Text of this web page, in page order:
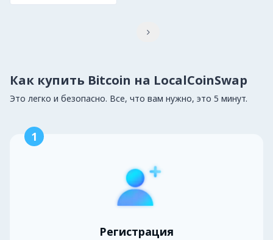

Как купить Bitcoin на LocalCoinSwap
Это легко и безопасно. Все, что вам нужно, это 5 минут.
1
Регистрация